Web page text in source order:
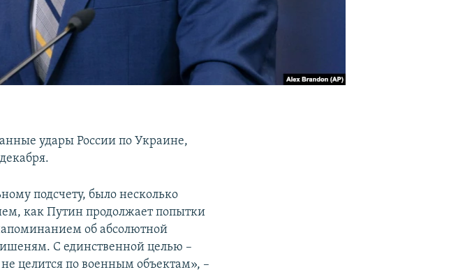
удары России по Украине,
подсчету, было несколько
как Путин продолжает попытки
об абсолютной
С единственной целью –
целится по военным объектам», –